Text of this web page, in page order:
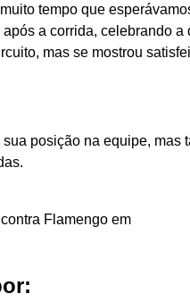
tempo que
a corrida, celebrando
mas se mostrou
posição na equipe, mas
Flamengo em